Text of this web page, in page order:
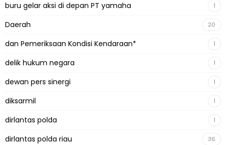
buru gelar aksi di depan PT yamaha 1
Daerah 20
dan Pemeriksaan Kondisi Kendaraan* 1
delik hukum negara 1
dewan pers sinergi 1
diksarmil 1
dirlantas polda 1
dirlantas polda riau 36